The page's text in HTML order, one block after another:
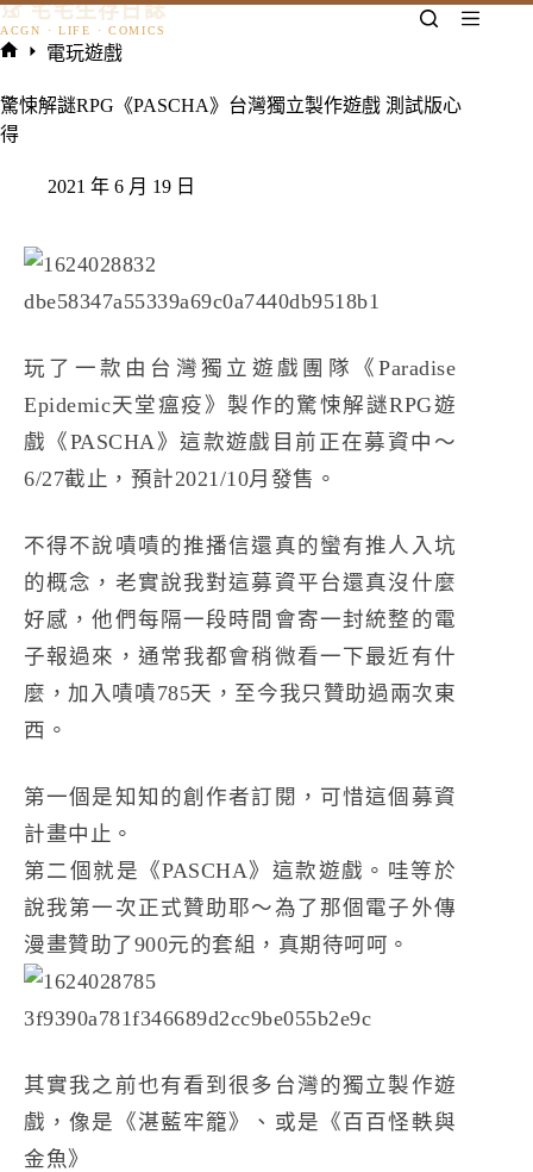
跳
至
要
內
𓃠 宅宅生存日誌
頁
電玩遊戲
驚悚解謎RPG《PASCHA》台灣獨立製作遊戲 測試版心
得
2021 年 6 月 19 日
玩了一款由台灣獨立遊戲團隊《Paradise
Epidemic天堂瘟疫》製作的驚悚解謎RPG遊
戲《PASCHA》這款遊戲目前正在募資中～
6/27截止，預計2021/10月發售。
不得不說嘖嘖的推播信還真的蠻有推人入坑
的概念，老實說我對這募資平台還真沒什麼
好感，他們每隔一段時間會寄一封統整的電
子報過來，通常我都會稍微看一下最近有什
麼，加入嘖嘖785天，至今我只贊助過兩次東
西。
第一個是知知的創作者訂閱，可惜這個募資
計畫中止。
第二個就是《PASCHA》這款遊戲。哇等於
說我第一次正式贊助耶～為了那個電子外傳
漫畫贊助了900元的套組，真期待呵呵。
其實我之前也有看到很多台灣的獨立製作遊
戲，像是《湛藍牢籠》、或是《百百怪軼與
金魚》